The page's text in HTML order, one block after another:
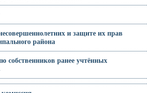
и защите их прав
района
собственников ранее учтённых